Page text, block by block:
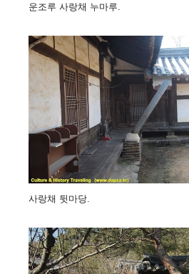
운조루 사랑채 누마루.
사랑채 뒷마당.